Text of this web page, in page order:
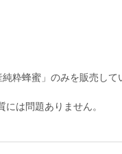
粋蜂蜜」のみを販売して
は問題ありません。